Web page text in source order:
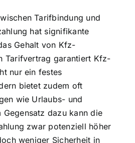
Tarifbindung und
hat signifikante
Gehalt von Kfz-
Tarifvertrag garantiert Kfz-
nur ein festes
bietet zudem oft
wie Urlaubs- und
Gegensatz dazu kann die
zwar potenziell höher
weniger Sicherheit in